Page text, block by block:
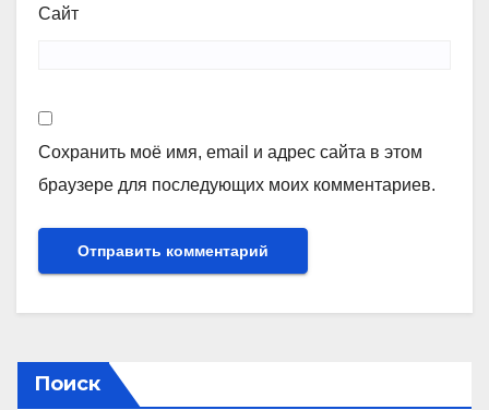
Сайт
Сохранить моё имя, email и адрес сайта в этом
браузере для последующих моих комментариев.
Поиск